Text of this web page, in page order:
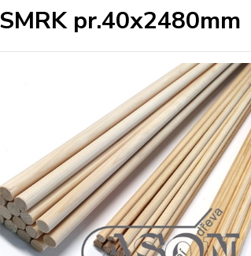
pr.40x2480mm